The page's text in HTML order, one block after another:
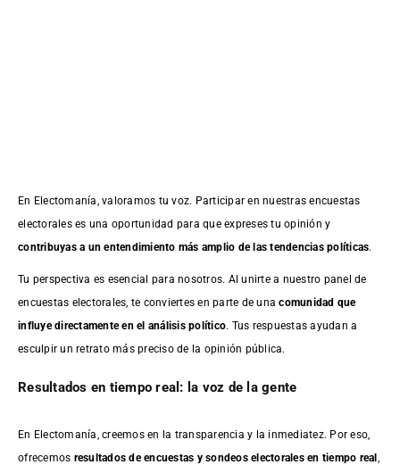
En Electomanía, valoramos tu voz. Participar en nuestras encuestas
electorales es una oportunidad para que expreses tu opinión y
contribuyas a un entendimiento más amplio de las tendencias políticas.
Tu perspectiva es esencial para nosotros. Al unirte a nuestro panel de
encuestas electorales, te conviertes en parte de unacomunidad que
influye directamente en el análisis político. Tus respuestas ayudan a
esculpir un retrato más preciso de la opinión pública.
Resultados en tiempo real: la voz de la gente
En Electomanía, creemos en la transparencia y la inmediatez. Por eso,
ofrecemos resultados deencuestas y sondeos electorales en tiempo real